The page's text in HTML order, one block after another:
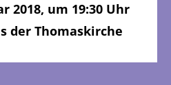
2018, um 19:30 Uhr
der Thomaskirche